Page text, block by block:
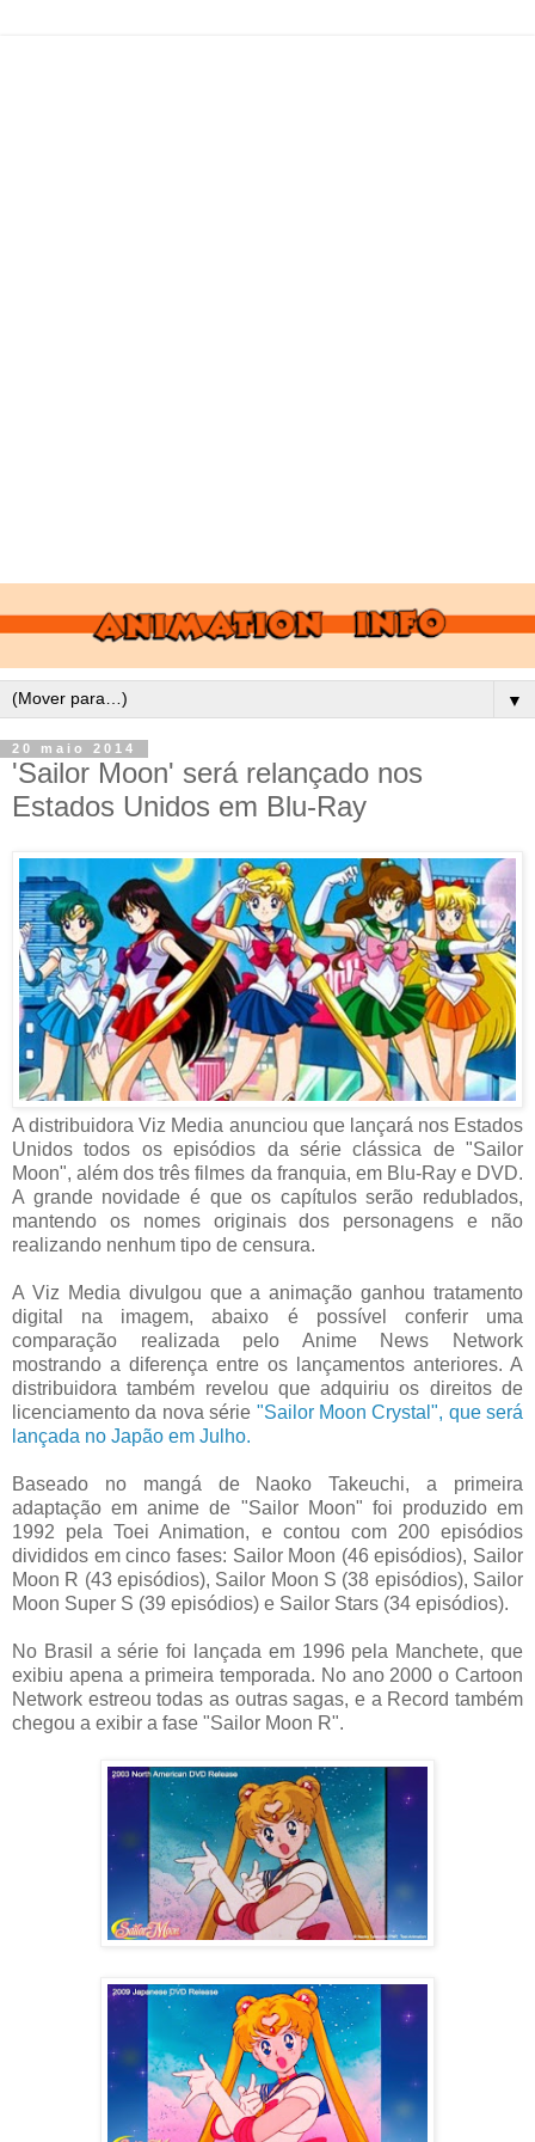
▼
20 maio 2014
'Sailor Moon' será relançado nos
Estados Unidos em Blu-Ray
A distribuidora Viz Media anunciou que lançará nos Estados
Unidos todos os episódios da série clássica de "Sailor
Moon", além dos três filmes da franquia, em Blu-Ray e DVD.
A grande novidade é que os capítulos serão redublados,
mantendo os nomes originais dos personagens e não
realizando nenhum tipo de censura.
A Viz Media divulgou que a animação ganhou tratamento
digital na imagem, abaixo é possível conferir uma
comparação realizada pelo Anime News Network
mostrando a diferença entre os lançamentos anteriores. A
distribuidora também revelou que adquiriu os direitos de
licenciamento da nova série "Sailor Moon Crystal", que será
lançada no Japão em Julho.
Baseado no mangá de Naoko Takeuchi, a primeira
adaptação em anime de "Sailor Moon" foi produzido em
1992 pela Toei Animation, e contou com 200 episódios
divididos em cinco fases: Sailor Moon (46 episódios), Sailor
Moon R (43 episódios), Sailor Moon S (38 episódios), Sailor
Moon Super S (39 episódios) e Sailor Stars (34 episódios).
No Brasil a série foi lançada em 1996 pela Manchete, que
exibiu apena a primeira temporada. No ano 2000 o Cartoon
Network estreou todas as outras sagas, e a Record também
chegou a exibir a fase "Sailor Moon R".